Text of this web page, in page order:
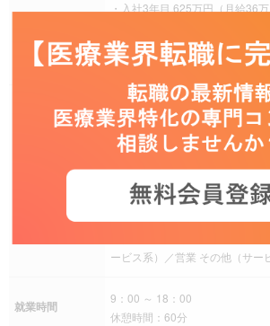
・入社3年目 625万円（月給36
・入社5年目 760万円（月給44
にキャリアチェンジ
営業職（製薬）、営業職（製薬
器）、営業職（製薬）／特約店
薬・診断機器）、営業職（製薬
営業職（医療機器）／治療用具/
創傷被覆/血糖測定器/ME機器/モ
（診断薬・診断機器）／診断薬
ービス系）／営業 その他（サー
就業時間
9：00 ～ 18：00
休憩時間：60分